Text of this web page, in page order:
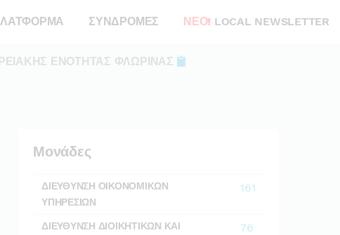
ΣΥΝΔΡΟΜΕΣ ΝΕΟ! LOCAL NEWSLETTER
ΕΝΟΤΗΤΑΣ ΦΛΩΡΙΝΑΣ
Μονάδες
ΔΙΕΥΘΥΝΣΗ ΟΙΚΟΝΟΜΙΚΩΝ
ΥΠΗΡΕΣΙΩΝ
161
ΔΙΕΥΘΥΝΣΗ ΔΙΟΙΚΗΤΙΚΩΝ ΚΑΙ
76